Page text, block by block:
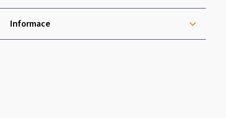
í
Informace